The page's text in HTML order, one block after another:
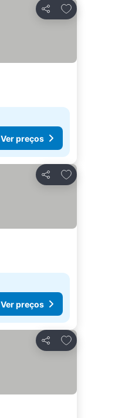
Partilhar
Adicionar
Ver preços
Partilhar
Adicionar
Ver preços
Partilhar
Adicionar